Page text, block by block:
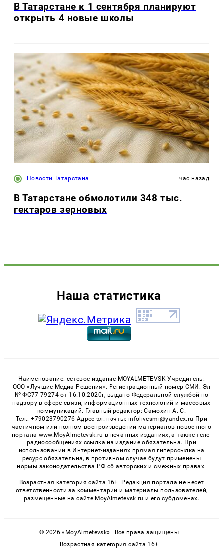
В Татарстане к 1 сентября планируют
открыть 4 новые школы
Новости Татарстана час назад
В Татарстане обмолотили 348 тыс.
гектаров зерновых
Наша статистика
Наименование: сетевое издание MOYALMETEVSK Учредитель:
ООО «Лучшие Медиа Решения». Регистрационный номер СМИ: Эл
№ ФС77-79274 от 16.10.2020г, выдано Федеральной службой по
надзору в сфере связи, информационных технологий и массовых
коммуникаций. Главный редактор: Самохин А. С.
Тел.: +79023790276 Адрес эл. почты: infolivesmi@yandex.ru При
частичном или полном воспроизведении материалов новостного
портала www.MoyAlmetevsk.ru в печатных изданиях, а также теле-
радиосообщениях ссылка на издание обязательна. При
использовании в Интернет-изданиях прямая гиперссылка на
ресурс обязательна, в противном случае будут применены
нормы законодательства РФ об авторских и смежных правах.
Возрастная категория сайта 16+. Редакция портала не несет
ответственности за комментарии и материалы пользователей,
размещенные на сайте MoyAlmetevsk.ru и его субдоменах.
© 2026 «MoyAlmetevsk» | Все права защищены
Возрастная категория сайта 16+